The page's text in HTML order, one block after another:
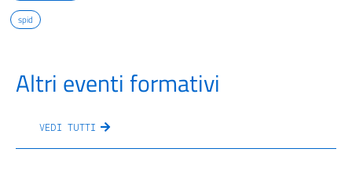
spid
Altri eventi formativi
VEDI TUTTI